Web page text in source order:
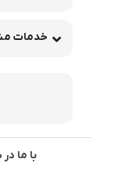
خدمات
با ما